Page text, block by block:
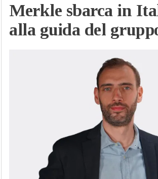
Merkle sbarca in
alla guida del